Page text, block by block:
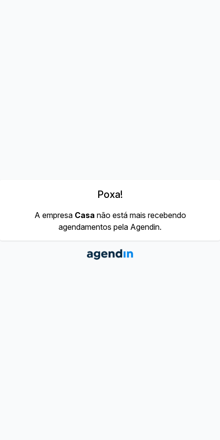
Poxa!
A empresa Casa não está mais recebendo
agendamentos pela Agendin.